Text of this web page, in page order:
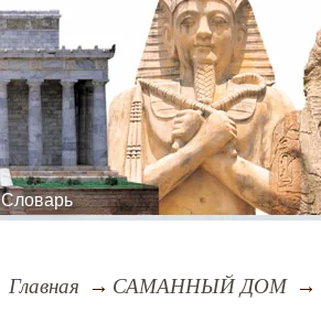
Словарь
Главная САМАННЫЙ ДОМ